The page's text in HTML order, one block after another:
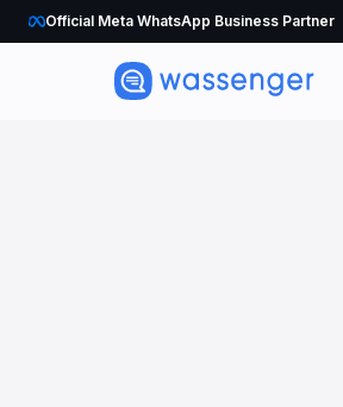
Official Meta WhatsApp Business Partner